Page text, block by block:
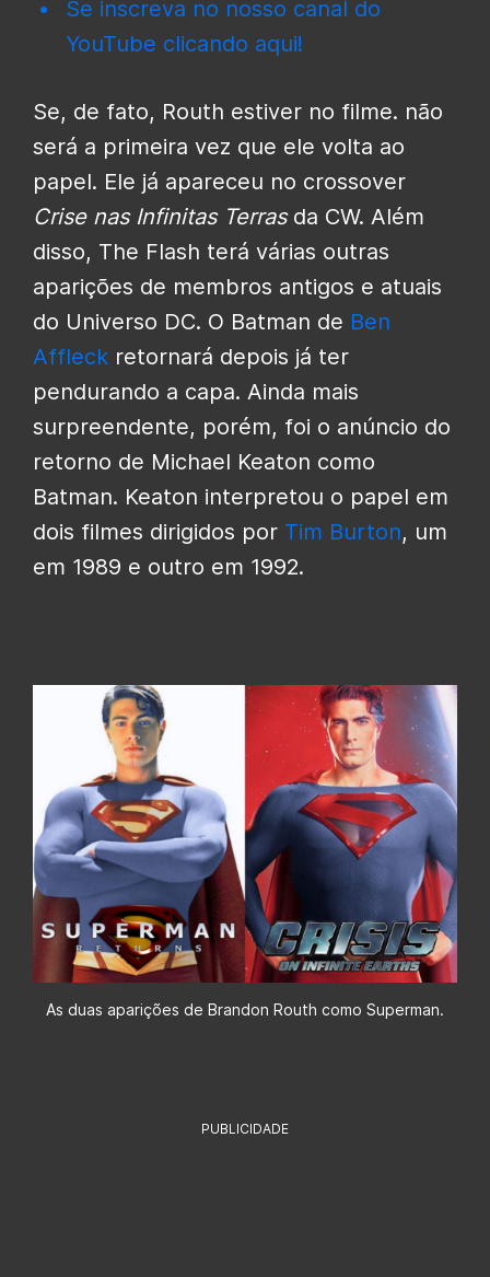
Se inscreva no nosso canal do
YouTube clicando aqui!
Se, de fato, Routh estiver no filme. não
será a primeira vez que ele volta ao
papel. Ele já apareceu no crossover
Crise nas Infinitas Terrasda CW. Além
disso, The Flash terá várias outras
aparições de membros antigos e atuais
do Universo DC. O Batman de Ben
Affleck retornará depois já ter
pendurando a capa. Ainda mais
surpreendente, porém, foi o anúncio do
retorno de Michael Keaton como
Batman. Keaton interpretou o papel em
dois filmes dirigidos por Tim Burton, um
em 1989 e outro em 1992.
As duas aparições de Brandon Routh como Superman.
PUBLICIDADE